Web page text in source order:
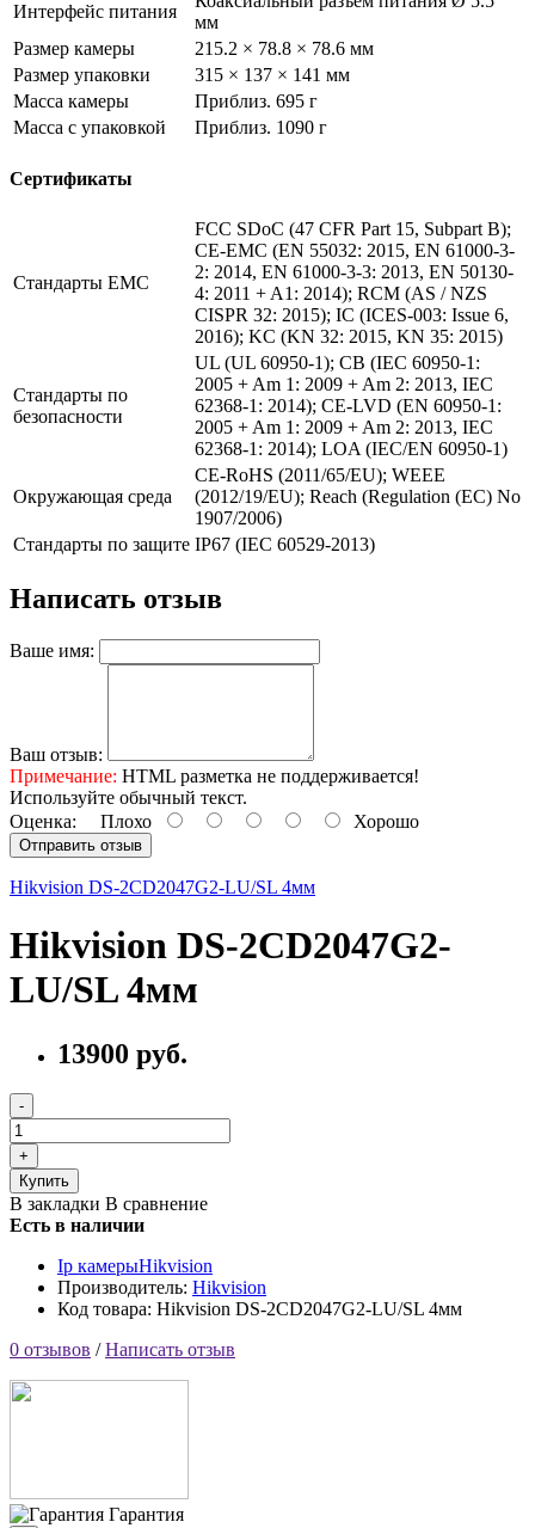
Интерфейс питания
мм
Размер камеры
215.2 × 78.8 × 78.6 мм
Размер упаковки
315 × 137 × 141 мм
Масса камеры
Приблиз. 695 г
Масса с упаковкой
Приблиз. 1090 г
Сертификаты
Стандарты EMC
FCC SDoC (47 CFR Part 15, Subpart B);
CE-EMC (EN 55032: 2015, EN 61000-3-
2: 2014, EN 61000-3-3: 2013, EN 50130-
4: 2011 + A1: 2014); RCM (AS / NZS
CISPR 32: 2015); IC (ICES-003: Issue 6,
2016); KC (KN 32: 2015, KN 35: 2015)
Стандарты по
безопасности
UL (UL 60950-1); CB (IEC 60950-1:
2005 + Am 1: 2009 + Am 2: 2013, IEC
62368-1: 2014); CE-LVD (EN 60950-1:
2005 + Am 1: 2009 + Am 2: 2013, IEC
62368-1: 2014); LOA (IEC/EN 60950-1)
Окружающая среда
CE-RoHS (2011/65/EU); WEEE
(2012/19/EU); Reach (Regulation (EC) No
1907/2006)
Стандарты по защите IP67 (IEC 60529-2013)
Написать отзыв
Ваше имя:
Ваш отзыв:
Примечание: HTML разметка не поддерживается!
Используйте обычный текст.
Оценка: Плохо Хорошо
Отправить отзыв
Hikvision DS-2CD2047G2-LU/SL 4мм
Hikvision DS-2CD2047G2-
LU/SL 4мм
13900 руб.
Купить
В закладки В сравнение
Есть в наличии
Ip камерыHikvision
Производитель: Hikvision
Код товара: Hikvision DS-2CD2047G2-LU/SL 4мм
0 отзывов /Написать отзыв
Гарантия